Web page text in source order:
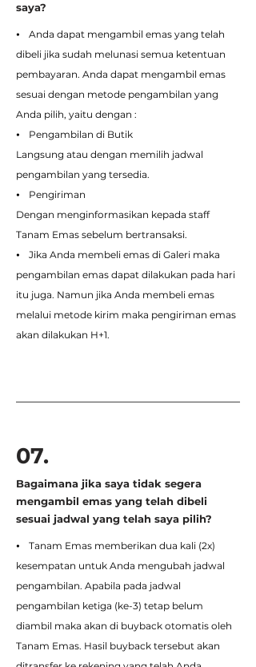
saya?
⦁ Anda dapat mengambil emas yang telah
dibeli jika sudah melunasi semua ketentuan
pembayaran. Anda dapat mengambil emas
sesuai dengan metode pengambilan yang
Anda pilih, yaitu dengan :
⦁ Pengambilan di Butik
Langsung atau dengan memilih jadwal
pengambilan yang tersedia.
⦁ Pengiriman
Dengan menginformasikan kepada staff
Tanam Emas sebelum bertransaksi.
⦁ Jika Anda membeli emas di Galeri maka
pengambilan emas dapat dilakukan pada hari
itu juga. Namun jika Anda membeli emas
melalui metode kirim maka pengiriman emas
akan dilakukan H+1.
07.
Bagaimana jika saya tidak segera
mengambil emas yang telah dibeli
sesuai jadwal yang telah saya pilih?
⦁ Tanam Emas memberikan dua kali (2x)
kesempatan untuk Anda mengubah jadwal
pengambilan. Apabila pada jadwal
pengambilan ketiga (ke-3) tetap belum
diambil maka akan di buyback otomatis oleh
Tanam Emas. Hasil buyback tersebut akan